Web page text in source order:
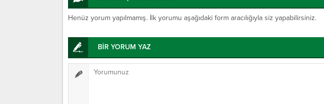
Henüz yorum yapılmamış. İlk yorumu aşağıdaki form aracılığıyla siz yapabilirsiniz.
BİR YORUM YAZ